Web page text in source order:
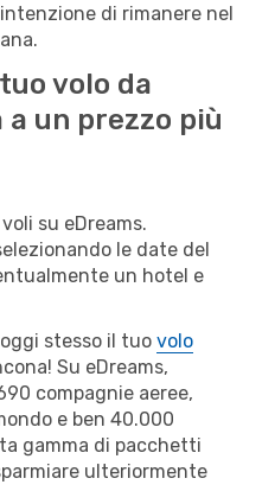
di rimanere nel
volo da
a un prezzo più
su eDreams.
le date del
un hotel e
stesso il tuo volo
Su eDreams,
compagnie aeree,
e ben 40.000
gamma di pacchetti
ulteriormente